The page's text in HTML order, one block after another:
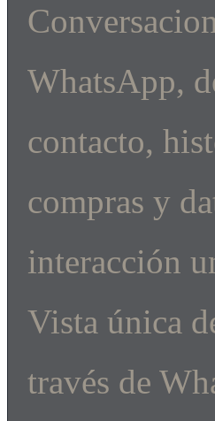
WhatsApp,
contacto,
compras y
interacción
Vista única
través de